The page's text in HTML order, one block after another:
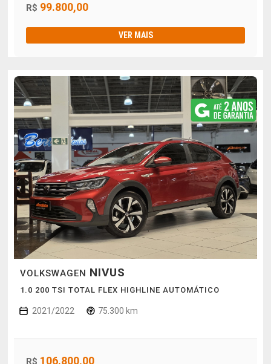
R$ 99.800,00
VER MAIS
VOLKSWAGEN NIVUS
1.0 200 TSI TOTAL FLEX HIGHLINE AUTOMÁTICO
2021/2022 75.300 km
R$ 106.800,00